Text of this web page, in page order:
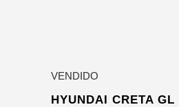
VENDIDO
HYUNDAI CRETA